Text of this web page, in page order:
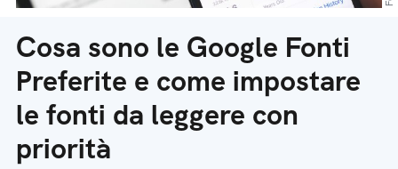
Cosa sono le Google Fonti
Preferite e come impostare
le fonti da leggere con
priorità